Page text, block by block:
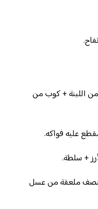
اللبنة + كوب من
عليه فواكه.
+ سلطة.
ملعقة من عسل